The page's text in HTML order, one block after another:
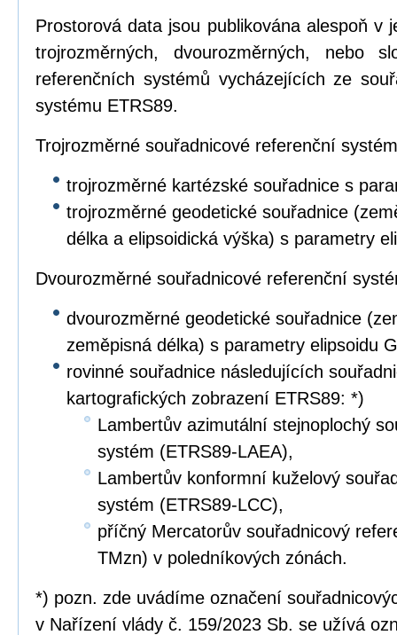
Prostorová data jsou publikována alespoň v
trojrozměrných, dvourozměrných, nebo
referenčních systémů vycházejících ze
systému ETRS89.
Trojrozměrné souřadnicové referenční
trojrozměrné kartézské souřadnice s
trojrozměrné geodetické souřadnice
délka a elipsoidická výška) s parametry
Dvourozměrné souřadnicové referenční
dvourozměrné geodetické souřadnice
zeměpisná délka) s parametry elipsoidu
rovinné souřadnice následujících
kartografických zobrazení ETRS89: *)
Lambertův azimutální stejnoplochý
systém (ETRS89-LAEA),
Lambertův konformní kuželový
systém (ETRS89-LCC),
příčný Mercatorův souřadnicový
TMzn) v poledníkových zónách.
*) pozn. zde uvádíme označení
v Nařízení vlády č. 159/2023 Sb. se užívá